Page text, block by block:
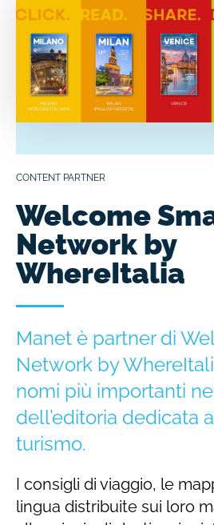
CONTENT PARTNER
Welcome
Network by
WhereItalia
Manet è partner di
Network by
nomi più importanti
dell’editoria dedicata
turismo.
I consigli di viaggio, le
lingua distribuite sui loro